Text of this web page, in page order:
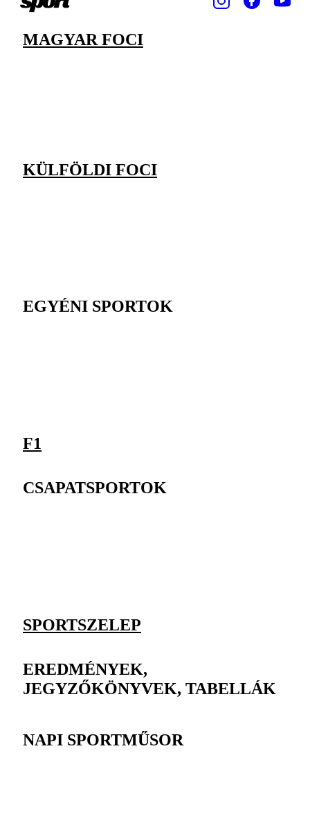
MAGYAR FOCI
KÜLFÖLDI FOCI
EGYÉNI SPORTOK
F1
CSAPATSPORTOK
SPORTSZELEP
EREDMÉNYEK,
JEGYZŐKÖNYVEK, TABELLÁK
NAPI SPORTMŰSOR